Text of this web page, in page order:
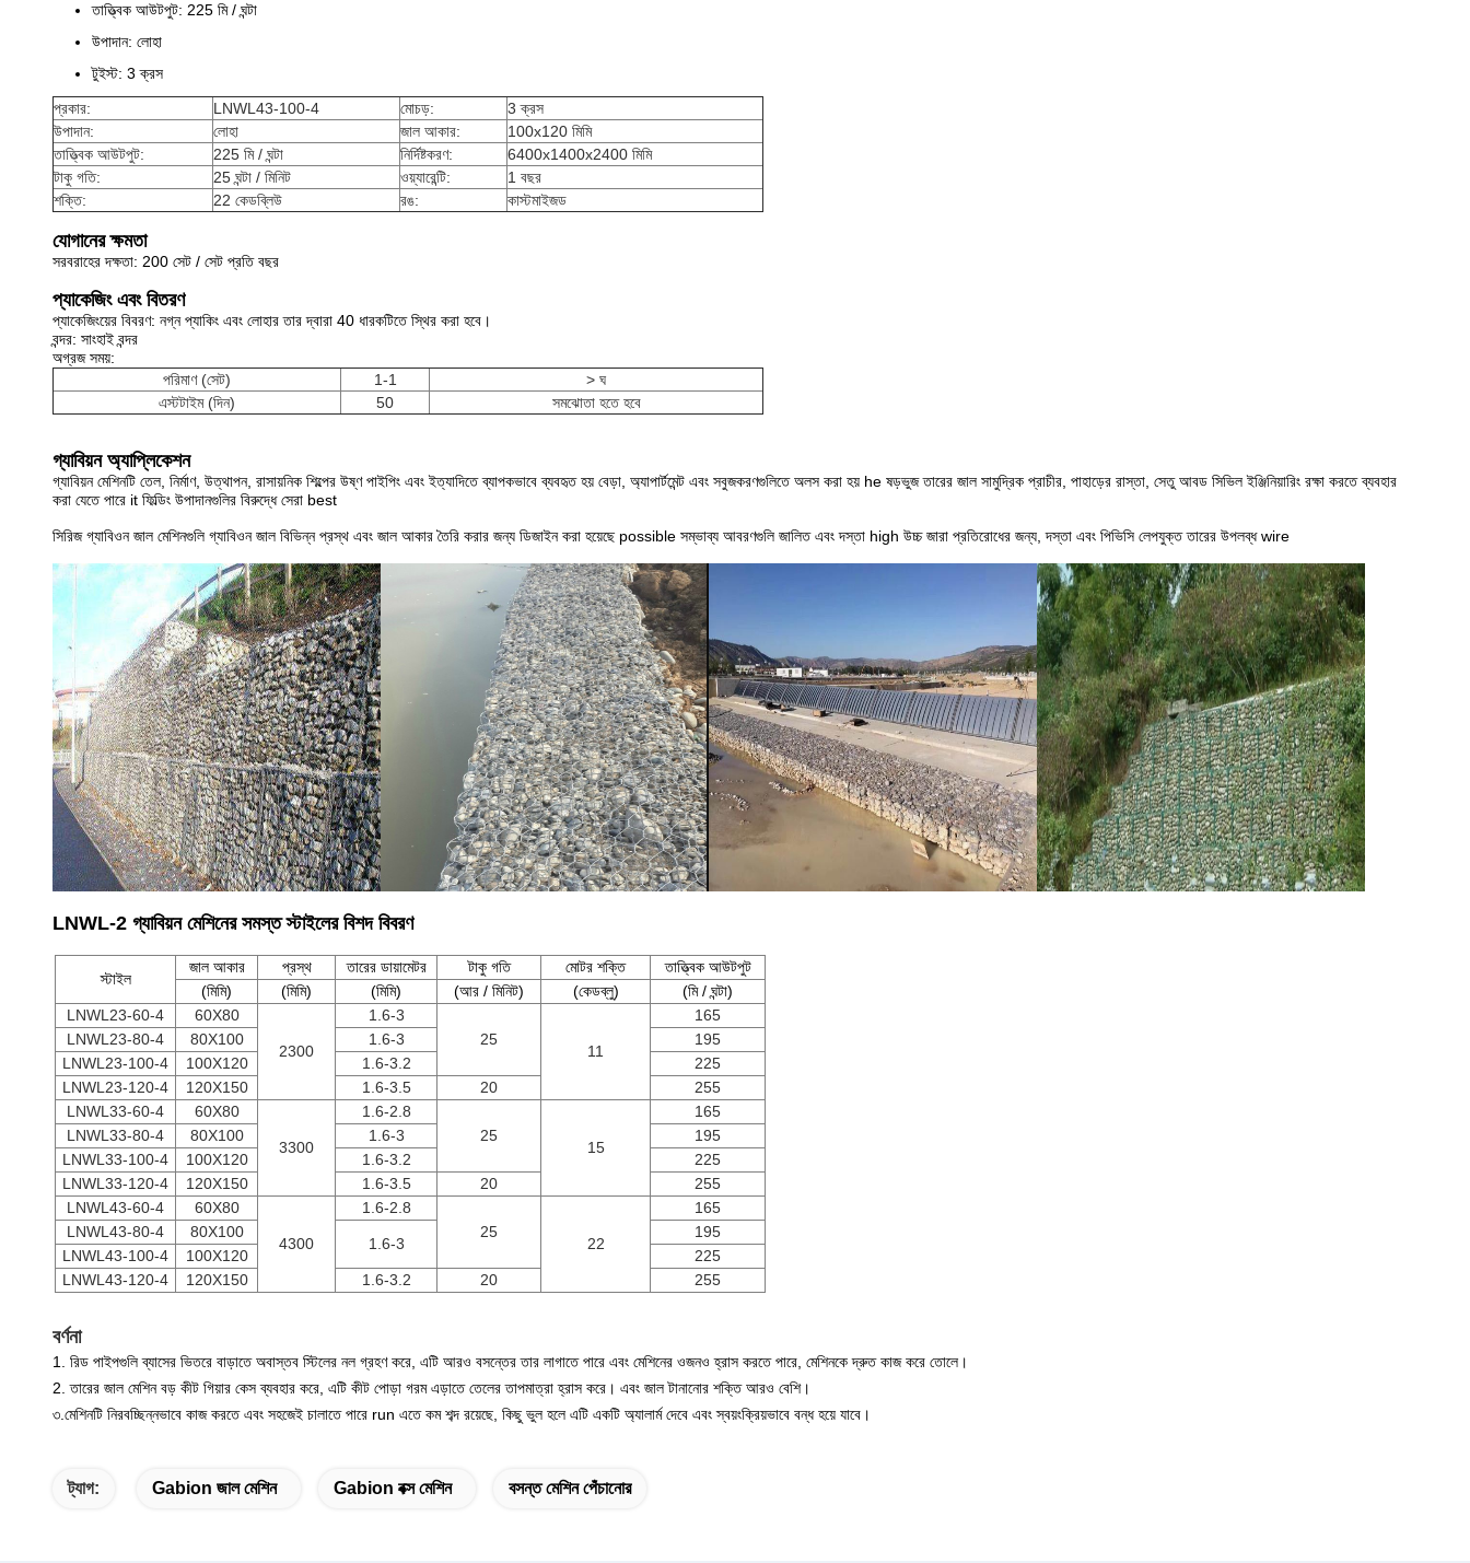
তাত্ত্বিক আউটপুট: 225 মি / ঘন্টা
উপাদান: লোহা
টুইস্ট: 3 ক্রস
প্রকার:
LNWL43-100-4 মোচড়:
3 ক্রস
উপাদান:
লোহা জাল আকার:
100x120 মিমি
তাত্ত্বিক আউটপুট:
225 মি / ঘন্টা নির্দিষ্টকরণ:
6400x1400x2400 মিমি
টাকু গতি:
25 ঘন্টা / মিনিট ওয়্যারেন্টি:
1 বছর
শক্তি:
22 কেডব্লিউ রঙ: কাস্টমাইজড
যোগানের ক্ষমতা
সরবরাহের দক্ষতা: 200 সেট / সেট প্রতি বছর
প্যাকেজিং এবং বিতরণ
প্যাকেজিংয়ের বিবরণ: নগ্ন প্যাকিং এবং লোহার তার দ্বারা 40 ধারকটিতে স্থির করা হবে।
বন্দর: সাংহাই বন্দর
অগ্রজ সময়:
পরিমাণ (সেট)
1-1
> ঘ
এস্টটাইম (দিন)
50 সমঝোতা হতে হবে
গ্যাবিয়ন অ্যাপ্লিকেশন
গ্যাবিয়ন মেশিনটি তেল, নির্মাণ, উত্থাপন, রাসায়নিক শিল্পের উষ্ণ পাইপিং এবং ইত্যাদিতে ব্যাপকভাবে ব্যবহৃত হয় বেড়া, অ্যাপার্টমেন্ট এবং সবুজকরণগুলিতে অলস করা হয় he ষড়ভুজ তারের জাল সামুদ্রিক প্রাচীর, পাহাড়ের রাস্তা, সেতু আবড সিভিল ইঞ্জিনিয়ারিং রক্ষা করতে ব্যবহার
করা যেতে পারে it ফিল্ডিং উপাদানগুলির বিরুদ্ধে সেরা best
সিরিজ গ্যাবিওন জাল মেশিনগুলি গ্যাবিওন জাল বিভিন্ন প্রস্থ এবং জাল আকার তৈরি করার জন্য ডিজাইন করা হয়েছে possible সম্ভাব্য আবরণগুলি জালিত এবং দস্তা high উচ্চ জারা প্রতিরোধের জন্য, দস্তা এবং পিভিসি লেপযুক্ত তারের উপলব্ধ wire
LNWL-2 গ্যাবিয়ন মেশিনের সমস্ত স্টাইলের বিশদ বিবরণ
স্টাইল
জাল আকার প্রস্থ তারের ডায়ামেটর টাকু গতি মোটর শক্তি
তাত্ত্বিক আউটপুট
(মিমি)
(মিমি) (মিমি) (আর / মিনিট) (কেডব্লু)
(মি / ঘন্টা)
LNWL23-60-4
60X80
2300
1.6-3
25
11
165
LNWL23-80-4
80X100 1.6-3
195
LNWL23-100-4
100X120 1.6-3.2
225
LNWL23-120-4
120X150 1.6-3.5 20
255
LNWL33-60-4
60X80
3300
1.6-2.8
25
15
165
LNWL33-80-4
80X100 1.6-3
195
LNWL33-100-4
100X120 1.6-3.2
225
LNWL33-120-4
120X150 1.6-3.5 20
255
LNWL43-60-4
60X80
4300
1.6-2.8
25
22
165
LNWL43-80-4
80X100
1.6-3
195
LNWL43-100-4
100X120
225
LNWL43-120-4
120X150 1.6-3.2 20 255
বর্ণনা
1. রিড পাইপগুলি ব্যাসের ভিতরে বাড়াতে অবাস্তব স্টিলের নল গ্রহণ করে, এটি আরও বসন্তের তার লাগাতে পারে এবং মেশিনের ওজনও হ্রাস করতে পারে, মেশিনকে দ্রুত কাজ করে তোলে।
2. তারের জাল মেশিন বড় কীট গিয়ার কেস ব্যবহার করে, এটি কীট পোড়া গরম এড়াতে তেলের তাপমাত্রা হ্রাস করে। এবং জাল টানানোর শক্তি আরও বেশি।
৩.মেশিনটি নিরবচ্ছিন্নভাবে কাজ করতে এবং সহজেই চালাতে পারে run এতে কম শব্দ রয়েছে, কিছু ভুল হলে এটি একটি অ্যালার্ম দেবে এবং স্বয়ংক্রিয়ভাবে বন্ধ হয়ে যাবে।
ট্যাগ: Gabion জাল মেশিন Gabion বক্স মেশিন বসন্ত মেশিন পেঁচানোর